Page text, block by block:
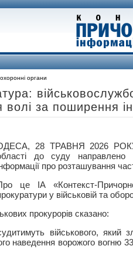
органи
волі за поширення
28 ТРАВНЯ 2026
до суду направлено
про розташування
це ІА «Контекст-
у військовій та
прокурорів сказано:
військового, який
наведення ворожого вогню